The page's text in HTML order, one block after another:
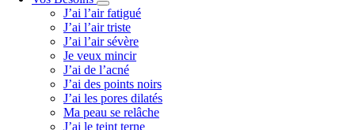
J’ai l’air fatigué
J’ai l’air triste
J’ai l’air sévère
Je veux mincir
J’ai de l’acné
J’ai des points noirs
J’ai les pores dilatés
Ma peau se relâche
J’ai le teint terne